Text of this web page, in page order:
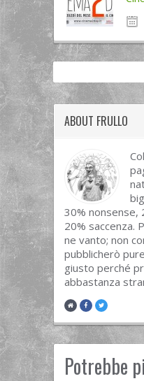
ABOUT FRULLO
30% nonsense,
20% saccenza.
ne vanto; non
pubblicherò
giusto perché
abbastanza
Potrebbe